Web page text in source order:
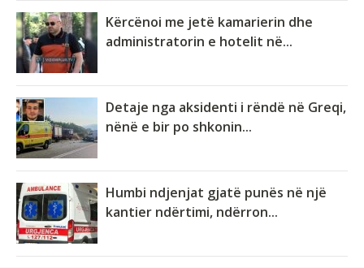
Kërcënoi me jetë kamarierin dhe
administratorin e hotelit në...
Detaje nga aksidenti i rëndë në Greqi,
nënë e bir po shkonin...
Humbi ndjenjat gjatë punës në një
kantier ndërtimi, ndërron...